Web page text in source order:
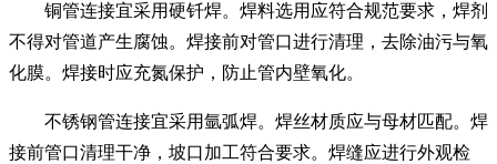
铜管连接宜采用硬钎焊。焊料选用应符合规范要求，焊剂
不得对管道产生腐蚀。焊接前对管口进行清理，去除油污与氧
化膜。焊接时应充氮保护，防止管内壁氧化。
不锈钢管连接宜采用氩弧焊。焊丝材质应与母材匹配。焊
接前管口清理干净，坡口加工符合要求。焊缝应进行外观检